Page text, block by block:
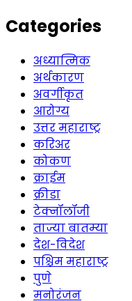
Categories
अध्यात्मिक
अर्थकारण
अवर्गीकृत
आरोग्य
उत्तर महाराष्ट्र
करिअर
कोकण
क्राईम
क्रीडा
टेक्नॉलॉजी
ताज्या बातम्या
देश-विदेश
पश्चिम महाराष्ट्र
पुणे
मनोरंजन